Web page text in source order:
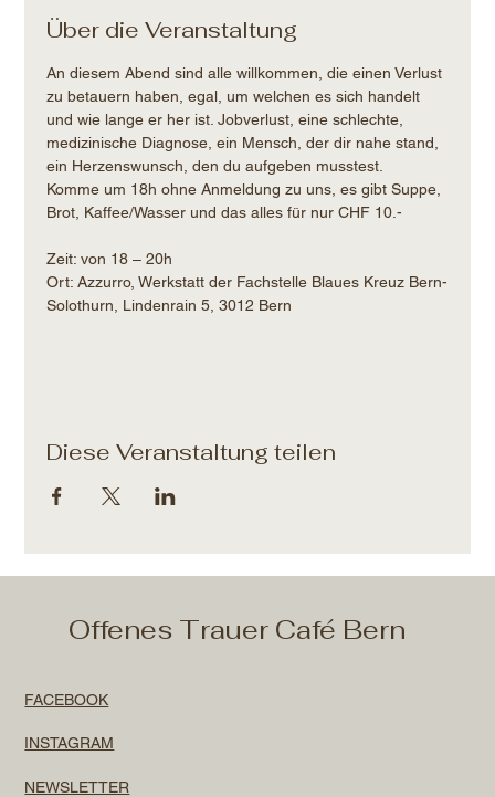
Über die Veranstaltung
An diesem Abend sind alle willkommen, die einen Verlust
zu betauern haben, egal, um welchen es sich handelt
und wie lange er her ist. Jobverlust, eine schlechte,
medizinische Diagnose, ein Mensch, der dir nahe stand,
ein Herzenswunsch, den du aufgeben musstest.
Komme um 18h ohne Anmeldung zu uns, es gibt Suppe,
Brot, Kaffee/Wasser und das alles für nur CHF 10.-
Zeit: von 18 – 20h​
Ort: Azzurro, Werkstatt der Fachstelle Blaues Kreuz Bern-
Solothurn, Lindenrain 5, 3012 Bern
Diese Veranstaltung teilen
Offenes Trauer Café Bern
FACEBOOK
INSTAGRAM
NEWSLETTER